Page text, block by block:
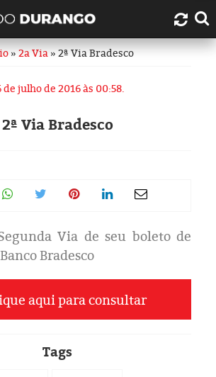
é Durango Duarte?
Links úteis
Contato
Manaus
História
Eleições 2024
Pesquisas
»2a Via» 2ª Via Bradesco
de julho de 2016 às 00:58.
2ª Via Bradesco
Via de seu boleto de
Bradesco
aqui para consultar
Tags